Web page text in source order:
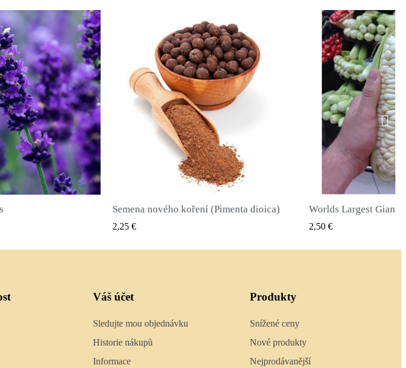
NÁHLED
(Pimenta dioica) RYCHLÝ NÁHLED
2,50 € 2,40 €
Váš účet
Sledujte mou objednávku
Historie nákupů
Informace
Produkty
Snížené ceny
Nové produkty
Nejprodávanější